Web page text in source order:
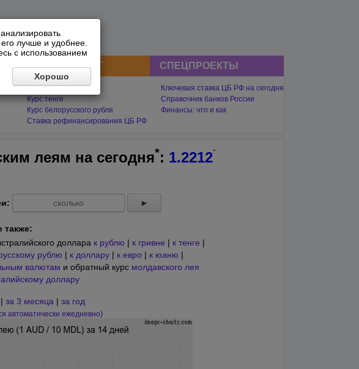
лучше и удобнее.
с использованием
Хорошо
ФИНАНСЫ СНГ
Курс гривны
Курс тенге
Курс белорусского рубля
Ставка рефинансирования ЦБ РФ
СПЕЦПРОЕКТЫ
Ключевая ставка ЦБ РФ на сегодня
Справочник банков России
Финансы: что и как
леям на сегодня*: 1.2212-
►
также:
доллара к рублю | к гривне | к тенге |
рублю | к доллару | к евро | к юаню |
валютам и обратный курс молдавского лея
доллару
| за 3 месяца | за год
автоматически ежедневно)